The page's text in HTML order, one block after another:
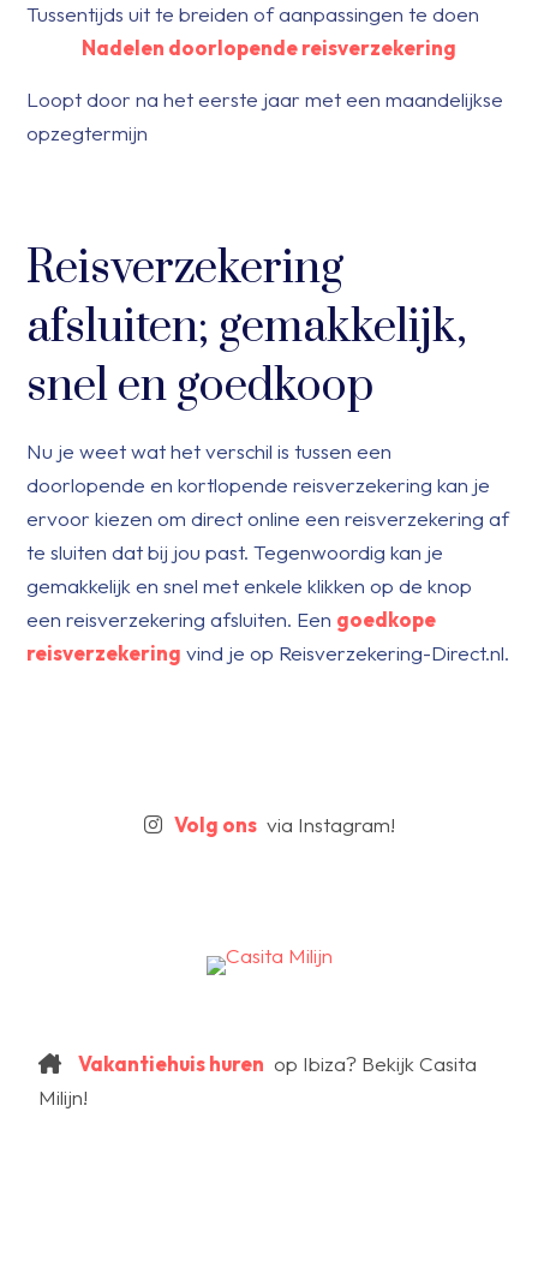
Tussentijds uit te breiden of aanpassingen te doen
Nadelen doorlopende reisverzekering
Loopt door na het eerste jaar met een maandelijkse
opzegtermijn
Reisverzekering
afsluiten; gemakkelijk,
snel en goedkoop
Nu je weet wat het verschil is tussen een
doorlopende en kortlopende reisverzekering kan je
ervoor kiezen om direct online een reisverzekering af
te sluiten dat bij jou past. Tegenwoordig kan je
gemakkelijk en snel met enkele klikken op de knop
een reisverzekering afsluiten. Een goedkope
reisverzekering vind je op Reisverzekering-Direct.nl.
Volg onsvia Instagram!
Vakantiehuis huren op Ibiza? Bekijk Casita
Milijn!